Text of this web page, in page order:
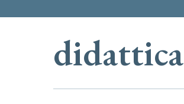
didattica